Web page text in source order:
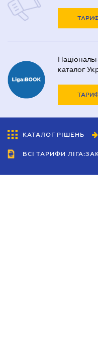
каталог
КАТАЛОГ РІШЕНЬ
ВСІ ТАРИФИ